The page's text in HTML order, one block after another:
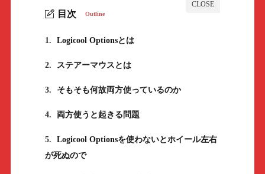
目次 Outline
1. Logicool Optionsとは
2. ステアーマウスとは
3. そもそも何故両方使っているのか
4. 両方使うと起きる問題
5.
Logicool Optionsを使わないとホイール左右
が死ぬので